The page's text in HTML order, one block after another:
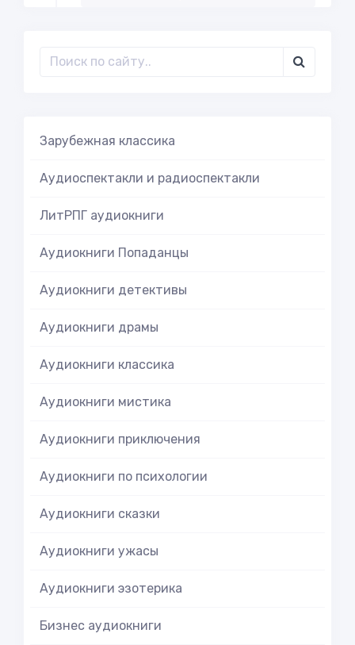
Зарубежная классика
Аудиоспектакли и радиоспектакли
ЛитРПГ аудиокниги
Аудиокниги Попаданцы
Аудиокниги детективы
Аудиокниги драмы
Аудиокниги классика
Аудиокниги мистика
Аудиокниги приключения
Аудиокниги по психологии
Аудиокниги сказки
Аудиокниги ужасы
Аудиокниги эзотерика
Бизнес аудиокниги